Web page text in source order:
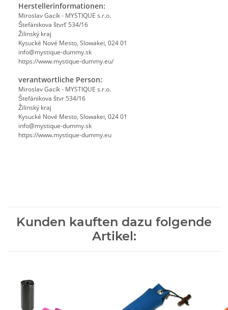
Herstellerinformationen:
Miroslav Gacík - MYSTIQUE s.r.o.
Štefánikova štvrť 534/16
Žilinský kraj
Kysucké Nové Mesto, Slowakei, 024 01
info@mystique-dummy.sk
https://www.mystique-dummy.eu/
verantwortliche Person:
Miroslav Gacík - MYSTIQUE s.r.o.
Štefánikova štvr 534/16
Žilinský kraj
Kysucké Nové Mesto, Slowakei, 024 01
info@mystique-dummy.sk
https://www.mystique-dummy.eu
Kunden kauften dazu folgende
Artikel: